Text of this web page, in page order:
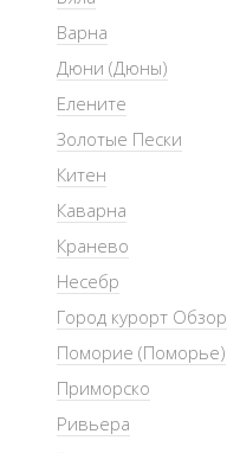
Варна
Дюни (Дюны)
Елените
Золотые Пески
Китен
Каварна
Кранево
Несебр
Город курорт Обзор
Поморие (Поморье)
Приморско
Ривьера